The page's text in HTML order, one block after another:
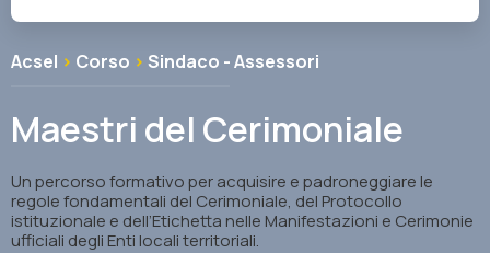
Acsel > Corso > Sindaco - Assessori
Maestri del Cerimoniale
Un percorso formativo per acquisire e padroneggiare le
regole fondamentali del Cerimoniale, del Protocollo
istituzionale e dell’Etichetta nelle Manifestazioni e Cerimonie
ufficiali degli Enti locali territoriali.